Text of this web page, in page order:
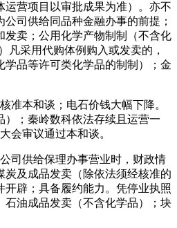
运营项目以审批成果为准）。亦不
司供给同品种金融办事的前提；
发卖；公用化学产物制制（不含化
凡采用代购体例购入或发卖的，
学品等许可类化学品的制制）；金
本和谈；电石价钱大幅下降。
）；秦岭数科依法存续且运营一
会审议通过本和谈。
供给保理办事营业时，财政情
炭及成品发卖（除依法须经核准的
开辟；具备履约能力。凭停业执照
石油成品发卖（不含化学品）；块